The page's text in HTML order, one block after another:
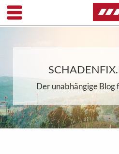
Der unabhängige